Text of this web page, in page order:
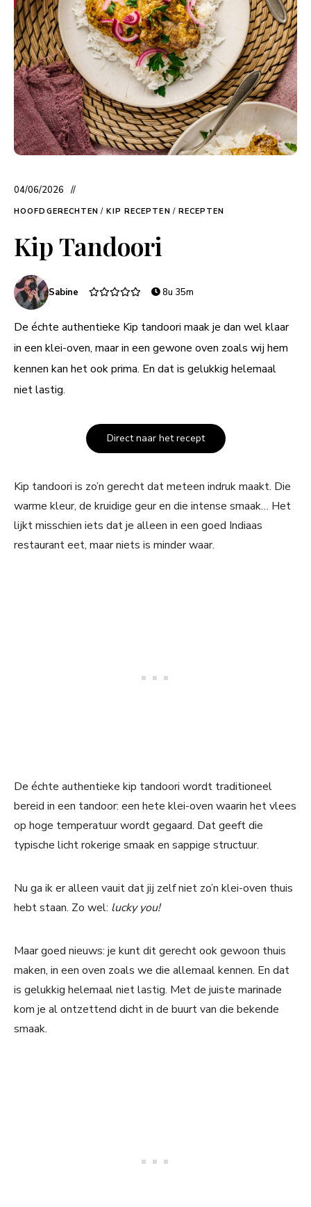
04/06/2026
HOOFDGERECHTEN / KIP RECEPTEN / RECEPTEN
Kip Tandoori
Sabine 8u 35m
De échte authentieke Kip tandoori maak je dan wel klaar
in een klei-oven, maar in een gewone oven zoals wij hem
kennen kan het ook prima. En dat is gelukkig helemaal
niet lastig.
Direct naar het recept
Kip tandoori is zo’n gerecht dat meteen indruk maakt. Die
warme kleur, de kruidige geur en die intense smaak… Het
lijkt misschien iets dat je alleen in een goed Indiaas
restaurant eet, maar niets is minder waar.
De échte authentieke kip tandoori wordt traditioneel
bereid in een tandoor: een hete klei-oven waarin het vlees
op hoge temperatuur wordt gegaard. Dat geeft die
typische licht rokerige smaak en sappige structuur.
Nu ga ik er alleen vauit dat jij zelf niet zo’n klei-oven thuis
hebt staan. Zo wel: lucky you!
Maar goed nieuws: je kunt dit gerecht ook gewoon thuis
maken, in een oven zoals we die allemaal kennen. En dat
is gelukkig helemaal niet lastig. Met de juiste marinade
kom je al ontzettend dicht in de buurt van die bekende
smaak.